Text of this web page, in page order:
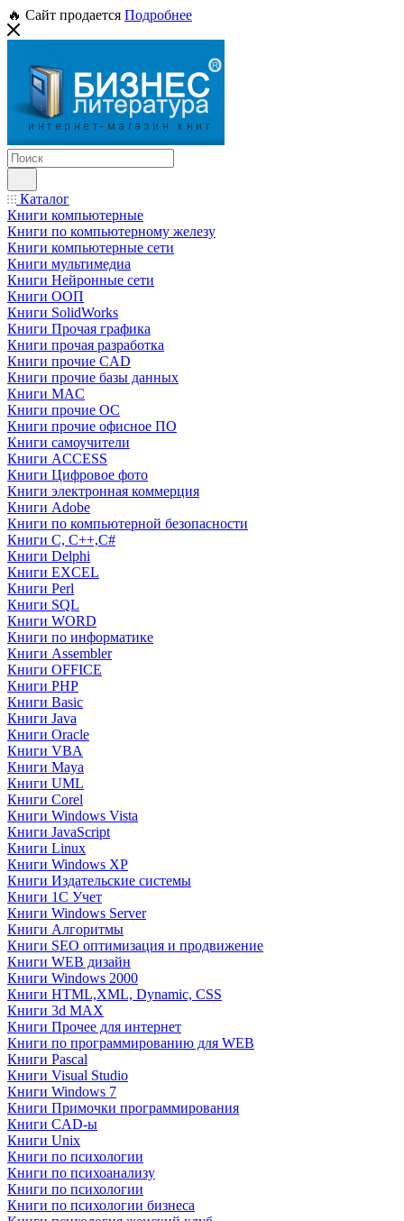
🔥 Сайт продается Подробнее
Каталог
Книги компьютерные
Книги по компьютерному железу
Книги компьютерные сети
Книги мультимедиа
Книги Нейронные сети
Книги ООП
Книги SolidWorks
Книги Прочая графика
Книги прочая разработка
Книги прочие CAD
Книги прочие базы данных
Книги MAC
Книги прочие ОС
Книги прочие офисное ПО
Книги самоучители
Книги ACCESS
Книги Цифровое фото
Книги электронная коммерция
Книги Adobe
Книги по компьютерной безопасности
Книги C, C++,С#
Книги Delphi
Книги EXCEL
Книги Perl
Книги SQL
Книги WORD
Книги по информатике
Книги Assembler
Книги OFFICE
Книги PHP
Книги Basic
Книги Java
Книги Oracle
Книги VBA
Книги Maya
Книги UML
Книги Corel
Книги Windows Vista
Книги JavaScript
Книги Linux
Книги Windows XP
Книги Издательские системы
Книги 1C Учет
Книги Windows Server
Книги Алгоритмы
Книги SEO оптимизация и продвижение
Книги WEB дизайн
Книги Windows 2000
Книги HTML,XML, Dynamic, CSS
Книги 3d MAX
Книги Прочее для интернет
Книги по программированию для WEB
Книги Pascal
Книги Visual Studio
Книги Windows 7
Книги Примочки программирования
Книги CAD-ы
Книги Unix
Книги по психологии
Книги по психоанализу
Книги по психологии
Книги по психологии бизнеса